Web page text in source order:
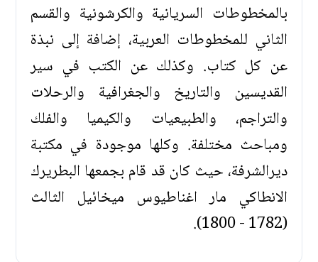
بالمخطوطات السريانية والكرشونية والقسم
الثاني للمخطوطات العربية، إضافة إلى نبذة
عن كل كتاب. وكذلك عن الكتب في سير
القديسين والتاريخ والجغرافية والرحلات
والتراجم، والطبيعيات والكيميا والفلك
ومباحث مختلفة. وكلها موجودة في مكتبة
ديرالشرفة، حيث كان قد قام بجمعها البطريرك
الانطاكي مار اغناطيوس ميخائيل الثالث
(1782 - 1800).